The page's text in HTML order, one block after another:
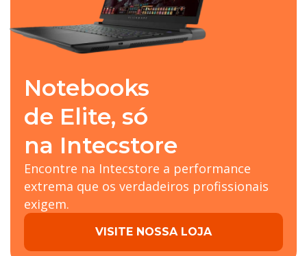
Notebooks
de Elite, só
na Intecstore
Encontre na Intecstore a performance
extrema que os verdadeiros profissionais
exigem.
VISITE NOSSA LOJA